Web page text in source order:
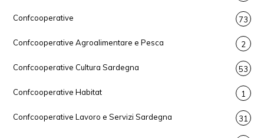
Confcooperative 73
Confcooperative Agroalimentare e Pesca 2
Confcooperative Cultura Sardegna 53
Confcooperative Habitat 1
Confcooperative Lavoro e Servizi Sardegna 31